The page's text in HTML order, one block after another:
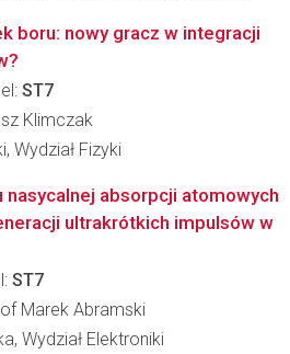
boru: nowy gracz w integracji
ST7
Klimczak
Wydział Fizyki
absorpcji atomowych
ultrakrótkich impulsów w
ST7
Marek Abramski
Wydział Elektroniki